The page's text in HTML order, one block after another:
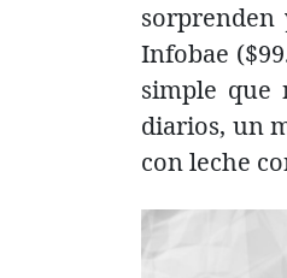
sorprenden
Infobae
simple que
diarios, un
con leche